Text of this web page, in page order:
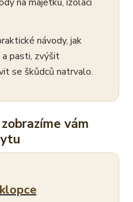
návody, jak
pasti, zvýšit
se škůdců natrvalo.
vám